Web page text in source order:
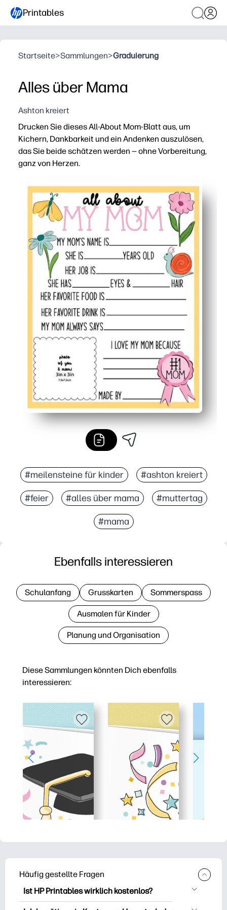
Printables
Startseite>Sammlungen>Graduierung
Alles über Mama
Ashton kreiert
Drucken Sie dieses All-About Mom-Blatt aus, um
Kichern, Dankbarkeit und ein Andenken auszulösen,
das Sie beide schätzen werden — ohne Vorbereitung,
ganz von Herzen.
Print-and-Go — eine Seite, die Sie in wenigen Minuten
Kinderfreundliche Eingabeaufforderungen — Kinder
Geeignet für jedes Alter — zeichnen, diktieren oder
Vielseitig einsetzbar — ideal für Klassenzimmer,
#meilensteine für kinder #ashton kreiert
#feier #alles über mama #muttertag
#mama
Diese Sammlungen könnten Dich ebenfalls
interessieren:
Ebenfalls interessieren
Schulanfang Grusskarten Sommerspass
Ausmalen für Kinder
Planung und Organisation
Häufig gestellte Fragen
Ist HP Printables wirklich kostenlos?
HP Printables bietet über 2.500